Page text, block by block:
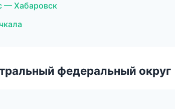
— Хабаровск
федеральный округ